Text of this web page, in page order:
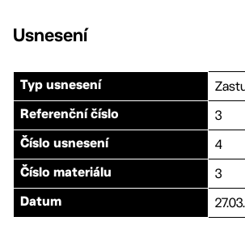
Usnesení
Typ usnesení
Referenční číslo 3
Číslo usnesení 4
Číslo materiálu 3
Datum